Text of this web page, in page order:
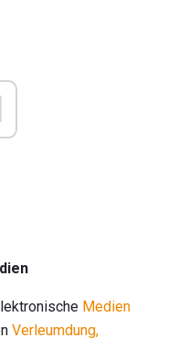
Medien
Verleumdung,